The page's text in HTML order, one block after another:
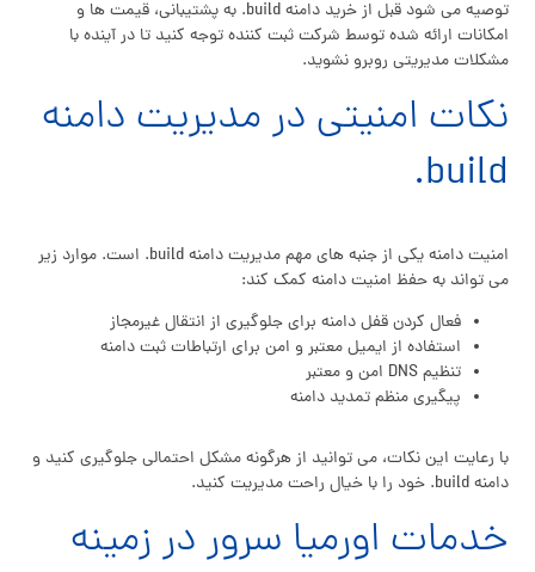
توصیه می شود قبل از خرید دامنه build. به پشتیبانی، قیمت ها و
امکانات ارائه شده توسط شرکت ثبت کننده توجه کنید تا در آینده با
مشکلات مدیریتی روبرو نشوید.
نکات امنیتی در مدیریت دامنه
build.
امنیت دامنه یکی از جنبه های مهم مدیریت دامنه build. است. موارد زیر
می تواند به حفظ امنیت دامنه کمک کند:
فعال کردن قفل دامنه برای جلوگیری از انتقال غیرمجاز
استفاده از ایمیل معتبر و امن برای ارتباطات ثبت دامنه
تنظیم DNS امن و معتبر
پیگیری منظم تمدید دامنه
با رعایت این نکات، می توانید از هرگونه مشکل احتمالی جلوگیری کنید و
دامنه build. خود را با خیال راحت مدیریت کنید.
خدمات اورمیا سرور در زمینه